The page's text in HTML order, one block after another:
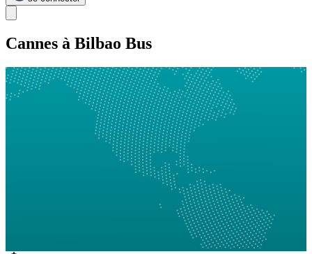
Cannes à Bilbao Bus